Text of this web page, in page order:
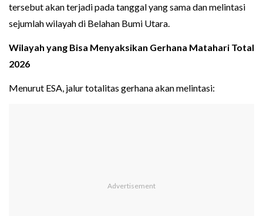
tersebut akan terjadi pada tanggal yang sama dan melintasi
sejumlah wilayah di Belahan Bumi Utara.
Wilayah yang Bisa Menyaksikan Gerhana Matahari Total
2026
Menurut ESA, jalur totalitas gerhana akan melintasi: